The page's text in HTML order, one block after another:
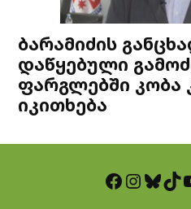
ბარამიძის
დაწყებული
ფარგლებში კობა
იკითხება
Facebook InstagramBluesky TikTok YouTube